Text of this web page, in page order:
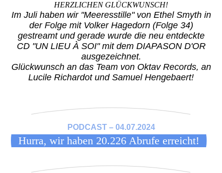
HERZLICHEN GLÜCKWUNSCH!
Im Juli haben wir "Meeresstille" von Ethel Smyth in
der Folge mit Volker Hagedorn (Folge 34)
gestreamt und gerade wurde die neu entdeckte
CD "UN LIEU À SOI" mit dem DIAPASON D'OR
ausgezeichnet.
Glückwunsch an das Team von Oktav Records, an
Lucile Richardot und Samuel Hengebaert!
PODCAST – 04.07.2024
Hurra, wir haben 20.226 Abrufe erreicht!